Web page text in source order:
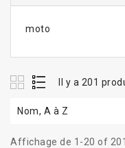
moto
Il y a 201
Nom, A à Z
Affichage de 1-20 of